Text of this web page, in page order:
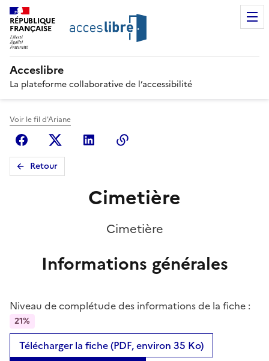
RÉPUBLIQUE
FRANÇAISE
Acceslibre
La plateforme collaborative de l’accessibilité
Voir le fil d'Ariane
FacebookX (anciennement Twitter)
Linkedin
Retour
Cimetière
Cimetière
Informations générales
Niveau de complétude des informations de la fiche :
21%
Télécharger la fiche (PDF, environ 35 Ko)